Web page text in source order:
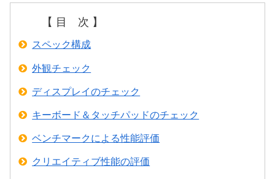
【 目 次 】
スペック構成
外観チェック
ディスプレイのチェック
キーボード＆タッチパッドのチェック
ベンチマークによる性能評価
クリエイティブ性能の評価